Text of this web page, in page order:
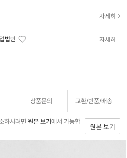
자세히
법인 자세히
상품문의 교환/반품/배송
하시려면원본 보기에서 가능합
원본 보기